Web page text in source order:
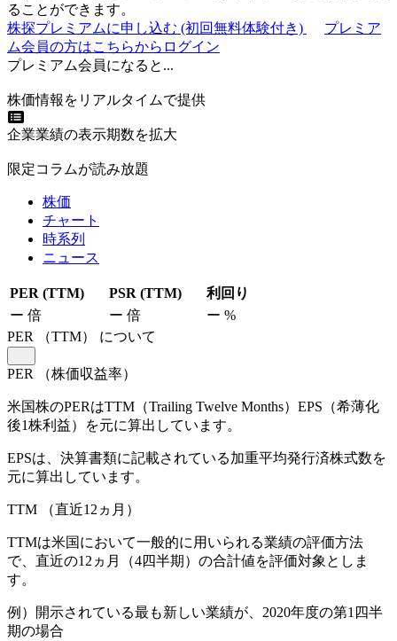
ることができます。
株探プレミアムに申し込む (初回無料体験付き)
プレミア
ム会員の方はこちらからログイン
プレミアム会員になると...
株価情報をリアルタイムで提供
企業業績の表示期数を拡大
限定コラムが読み放題
株価
チャート
時系列
ニュース
PER (TTM) PSR (TTM)
利回り
ー 倍 ー 倍 ー %
PER
（TTM） について
PER （株価収益率）
米国株のPERはTTM（Trailing Twelve Months）EPS（希薄化
後1株利益）を元に算出しています。
EPSは、決算書類に記載されている加重平均発行済株式数を
元に算出しています。
TTM （直近12ヵ月）
TTMは米国において一般的に用いられる業績の評価方法
で、直近の12ヵ月（4四半期）の合計値を評価対象としま
す。
例）開示されている最も新しい業績が、2020年度の第1四半
期の場合